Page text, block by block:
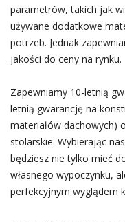
parametrów, takich jak
używane dodatkowe
potrzeb. Jednak
jakości do ceny na rynku.
Zapewniamy 10-letnią
letnią gwarancję na
materiałów dachowych)
stolarskie. Wybierając
będziesz nie tylko mieć
własnego wypoczynku,
perfekcyjnym wyglądem